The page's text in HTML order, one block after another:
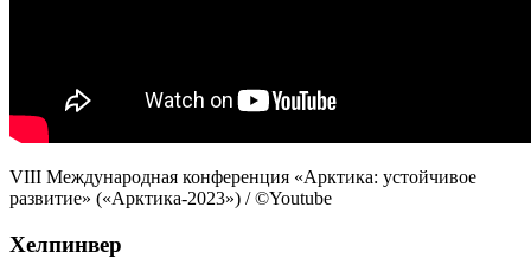
VIII Международная конференция «Арктика: устойчивое
развитие» («Арктика-2023») / ©Youtube
Хелпинвер